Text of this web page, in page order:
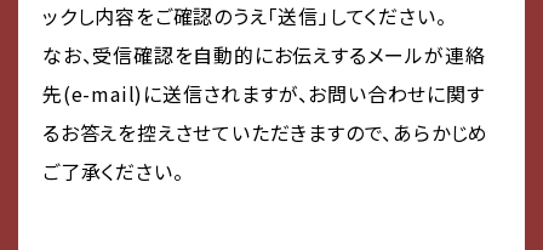
ックし内容をご確認のうえ「送信」してください。
なお、受信確認を自動的にお伝えするメールが連絡
先(e-mail)に送信されますが、お問い合わせに関す
るお答えを控えさせていただきますので、あらかじめ
ご了承ください。